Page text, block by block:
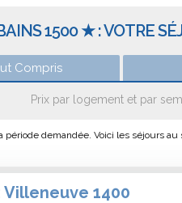
1500 ★ : VOTRE
Compris
Prix par logement et par
demandée. Voici les séjours
1400